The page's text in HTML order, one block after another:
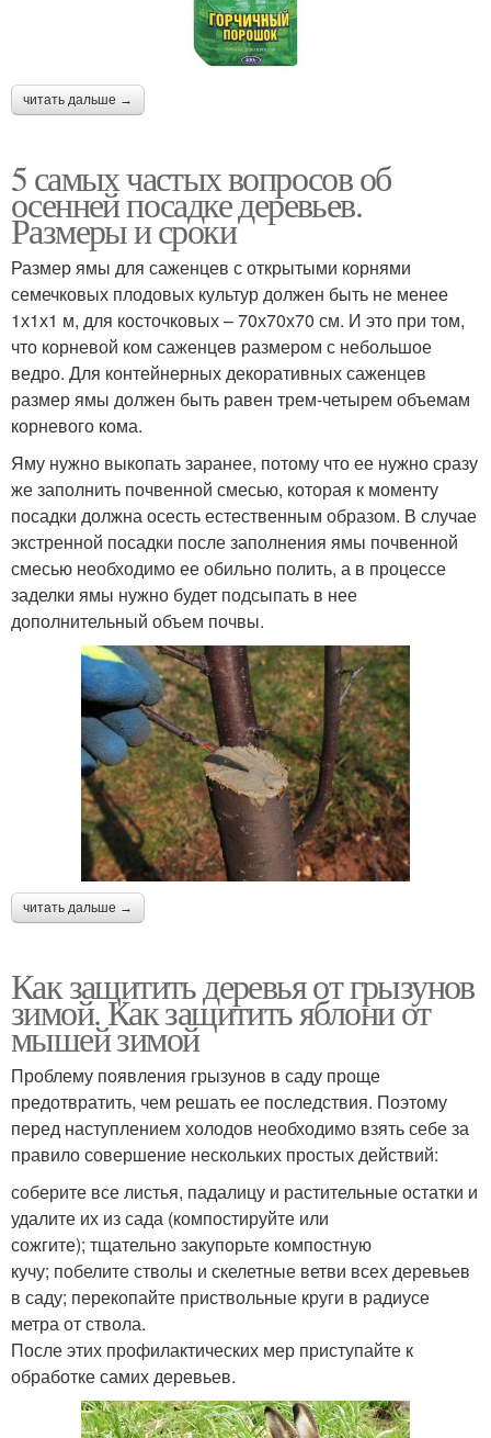
читать дальше →
5 самых частых вопросов об
осенней посадке деревьев.
Размеры и сроки
Размер ямы для саженцев с открытыми корнями
семечковых плодовых культур должен быть не менее
1х1х1 м, для косточковых – 70х70х70 см. И это при том,
что корневой ком саженцев размером с небольшое
ведро. Для контейнерных декоративных саженцев
размер ямы должен быть равен трем-четырем объемам
корневого кома.
Яму нужно выкопать заранее, потому что ее нужно сразу
же заполнить почвенной смесью, которая к моменту
посадки должна осесть естественным образом. В случае
экстренной посадки после заполнения ямы почвенной
смесью необходимо ее обильно полить, а в процессе
заделки ямы нужно будет подсыпать в нее
дополнительный объем почвы.
читать дальше →
Как защитить деревья от грызунов
зимой. Как защитить яблони от
мышей зимой
Проблему появления грызунов в саду проще
предотвратить, чем решать ее последствия. Поэтому
перед наступлением холодов необходимо взять себе за
правило совершение нескольких простых действий:
соберите все листья, падалицу и растительные остатки и
удалите их из сада (компостируйте или
сожгите); тщательно закупорьте компостную
кучу; побелите стволы и скелетные ветви всех деревьев
в саду; перекопайте приствольные круги в радиусе
метра от ствола.
После этих профилактических мер приступайте к
обработке самих деревьев.